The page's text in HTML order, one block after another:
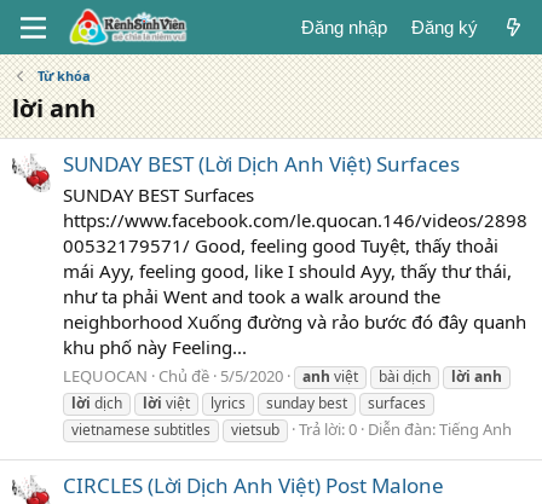
Đăng nhập Đăng ký
Từ khóa
lời anh
SUNDAY BEST (Lời Dịch Anh Việt) Surfaces
SUNDAY BEST Surfaces
https://www.facebook.com/le.quocan.146/videos/2898
00532179571/ Good, feeling good Tuyệt, thấy thoải
mái Ayy, feeling good, like I should Ayy, thấy thư thái,
như ta phải Went and took a walk around the
neighborhood Xuống đường và rảo bước đó đây quanh
khu phố này Feeling...
LEQUOCAN Chủ đề 5/5/2020 anh việt bài dịch lời anh
lời dịch lời việt lyrics sunday best
surfaces
vietnamese subtitles
vietsub Trả lời: 0 Diễn đàn:Tiếng Anh
CIRCLES (Lời Dịch Anh Việt) Post Malone